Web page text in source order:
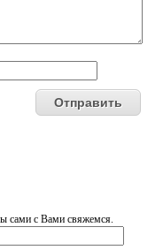
сами с Вами свяжемся.